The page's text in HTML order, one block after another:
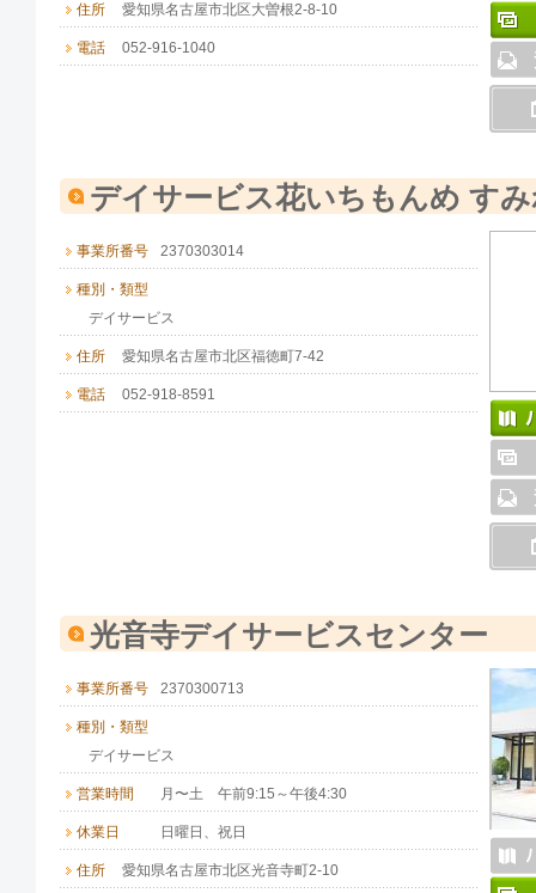
住所 愛知県名古屋市北区大曽根2-8-10
電話 052-916-1040
デイサービス花いちもんめ す
事業所番号 2370303014
種別・類型
デイサービス
住所 愛知県名古屋市北区福徳町7-42
電話 052-918-8591
光音寺デイサービスセンター
事業所番号 2370300713
種別・類型
デイサービス
営業時間 月〜土 午前9:15～午後4:30
休業日 日曜日、祝日
住所 愛知県名古屋市北区光音寺町2-10